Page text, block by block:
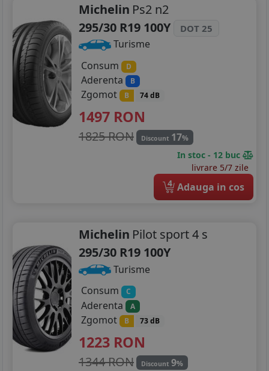
Michelin Ps2 n2
295/30 R19 100Y
DOT 25
Turisme
Consum
D
Aderenta B
Zgomot B 74 dB
1497 RON
1825 RON Discount 17%
In stoc - 12 buc
livrare 5/7 zile
4 Adauga in cos
Michelin Pilot sport 4 s
295/30 R19 100Y
Turisme
Consum
C
Aderenta A
Zgomot B 73 dB
1223 RON
1344 RON Discount 9%